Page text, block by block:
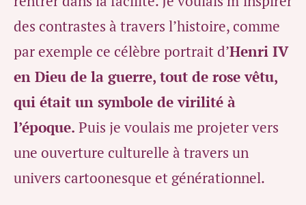
des contrastes à travers l’histoire, comme
par exemple ce célèbre portrait d’Henri IV
en Dieu de la guerre, tout de rose vêtu,
qui était un symbole de virilité à
l’époque. Puis je voulais me projeter vers
une ouverture culturelle à travers un
univers cartoonesque et générationnel.